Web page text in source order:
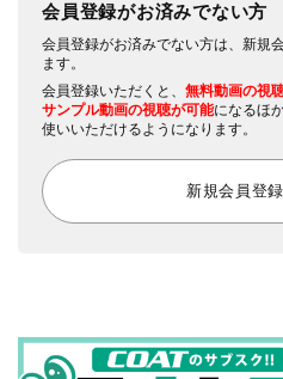
会員登録がお済みでない方
会員登録がお済みでない方は、新規
ます。
会員登録いただくと、 無料動画の視
サンプル動画の視聴が可能になるほ
使いいただけるようになります。